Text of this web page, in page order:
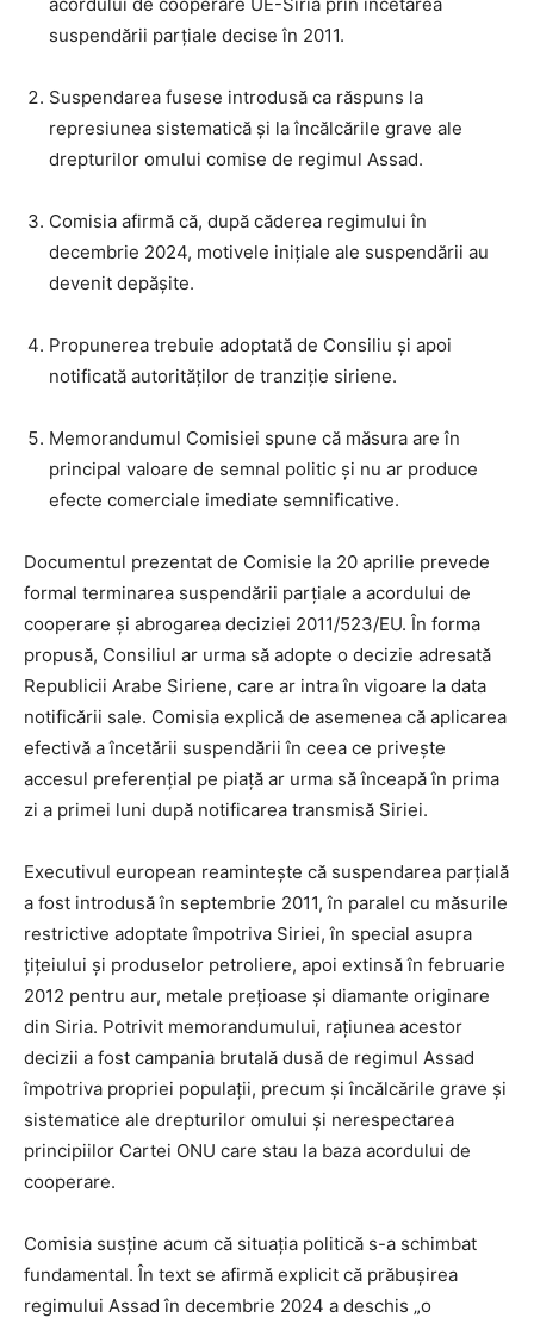
suspendării parțiale decise în 2011.
Suspendarea fusese introdusă ca răspuns la
represiunea sistematică și la încălcările grave ale
drepturilor omului comise de regimul Assad.
Comisia afirmă că, după căderea regimului în
decembrie 2024, motivele inițiale ale suspendării au
devenit depășite.
Propunerea trebuie adoptată de Consiliu și apoi
notificată autorităților de tranziție siriene.
Memorandumul Comisiei spune că măsura are în
principal valoare de semnal politic și nu ar produce
efecte comerciale imediate semnificative.
Documentul prezentat de Comisie la 20 aprilie prevede
formal terminarea suspendării parțiale a acordului de
cooperare și abrogarea deciziei 2011/523/EU. În forma
propusă, Consiliul ar urma să adopte o decizie adresată
Republicii Arabe Siriene, care ar intra în vigoare la data
notificării sale. Comisia explică de asemenea că aplicarea
efectivă a încetării suspendării în ceea ce privește
accesul preferențial pe piață ar urma să înceapă în prima
zi a primei luni după notificarea transmisă Siriei.
Executivul european reamintește că suspendarea parțială
a fost introdusă în septembrie 2011, în paralel cu măsurile
restrictive adoptate împotriva Siriei, în special asupra
țițeiului și produselor petroliere, apoi extinsă în februarie
2012 pentru aur, metale prețioase și diamante originare
din Siria. Potrivit memorandumului, rațiunea acestor
decizii a fost campania brutală dusă de regimul Assad
împotriva propriei populații, precum și încălcările grave și
sistematice ale drepturilor omului și nerespectarea
principiilor Cartei ONU care stau la baza acordului de
cooperare.
Comisia susține acum că situația politică s-a schimbat
fundamental. În text se afirmă explicit că prăbușirea
regimului Assad în decembrie 2024 a deschis „o